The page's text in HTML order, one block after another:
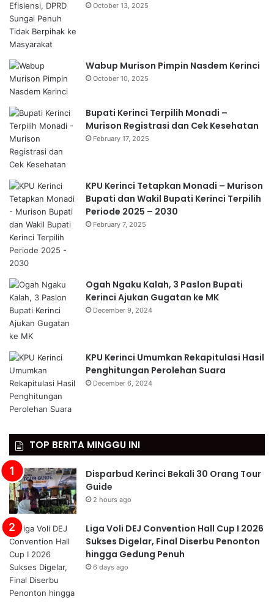
October 13, 2025
Wabup Murison Pimpin Nasdem Kerinci
October 10, 2025
Bupati Kerinci Terpilih Monadi –
Murison Registrasi dan Cek Kesehatan
February 17, 2025
KPU Kerinci Tetapkan Monadi – Murison
Bupati dan Wakil Bupati Kerinci Terpilih
Periode 2025 – 2030
February 7, 2025
Ogah Ngaku Kalah, 3 Paslon Bupati
Kerinci Ajukan Gugatan ke MK
December 9, 2024
KPU Kerinci Umumkan Rekapitulasi Hasil
Penghitungan Perolehan Suara
December 6, 2024
TOP BERITA MINGGU INI
Disparbud Kerinci Bekali 30 Orang Tour
Guide
2 hours ago
Liga Voli DEJ Convention Hall Cup I 2026
Sukses Digelar, Final Diserbu Penonton
hingga Gedung Penuh
6 days ago